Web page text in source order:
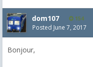
dom107 154
Posted June 7, 2017
Bonjour,